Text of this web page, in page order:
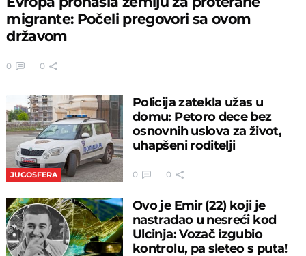
migrante: Počeli pregovori sa ovom
državom
0 0
JUGOSFERA
Policija zatekla užas u
domu: Petoro dece bez
osnovnih uslova za život,
uhapšeni roditelji
0 0
Ovo je Emir (22) koji je
nastradao u nesreći kod
Ulcinja: Vozač izgubio
kontrolu, pa sleteo s puta!